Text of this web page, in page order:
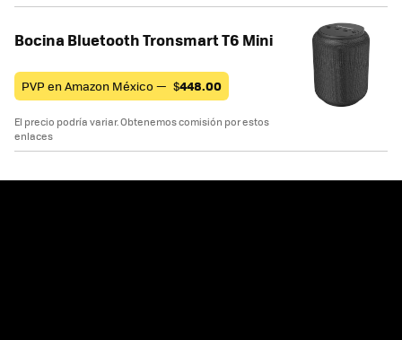
Bocina Bluetooth Tronsmart T6 Mini
PVP en Amazon México — $448.00
El precio podría variar. Obtenemos comisión por estos
enlaces